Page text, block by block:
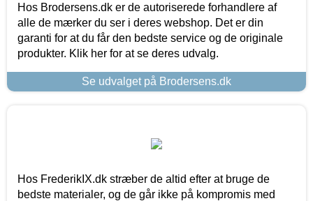
Hos Brodersens.dk er de autoriserede forhandlere af
alle de mærker du ser i deres webshop. Det er din
garanti for at du får den bedste service og de originale
produkter. Klik her for at se deres udvalg.
Se udvalget på Brodersens.dk
Hos FrederikIX.dk stræber de altid efter at bruge de
bedste materialer, og de går ikke på kompromis med